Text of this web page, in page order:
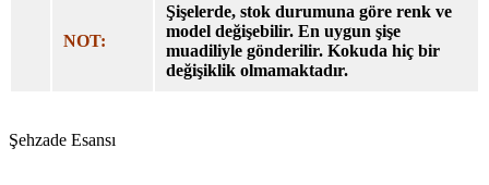
NOT:
Şişelerde, stok durumuna göre renk ve
model değişebilir. En uygun şişe
muadiliyle gönderilir. Kokuda hiç bir
değişiklik olmamaktadır.
Şehzade Esansı